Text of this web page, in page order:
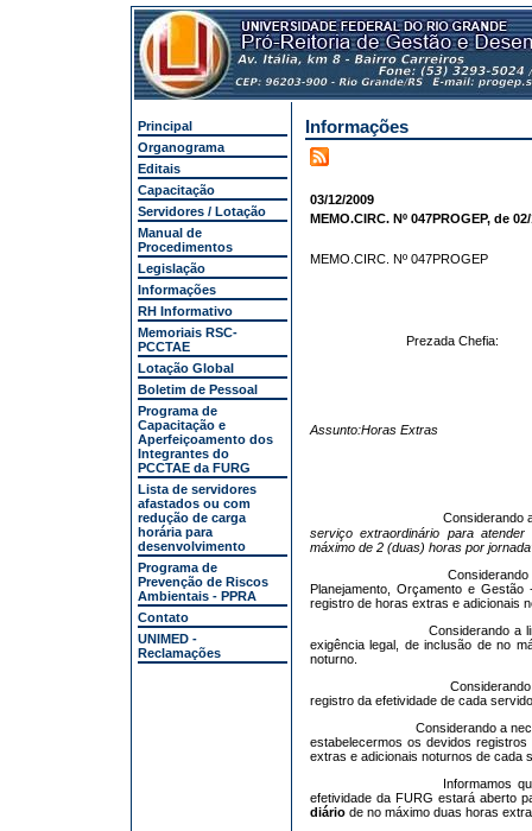
Principal
Organograma
Editais
Capacitação
Servidores / Lotação
Manual de
Procedimentos
Legislação
Informações
RH Informativo
Memoriais RSC-
PCCTAE
Lotação Global
Boletim de Pessoal
Programa de
Capacitação e
Aperfeiçoamento dos
Integrantes do
PCCTAE da FURG
Lista de servidores
afastados ou com
redução de carga
horária para
desenvolvimento
Programa de
Prevenção de Riscos
Ambientais - PPRA
Contato
UNIMED -
Reclamações
Informações
03/12/2009
MEMO.CIRC. Nº 047PROGEP, de
MEMO.CIRC. Nº 047PROGEP
Prezada Chefia:
Assunto:Horas Extras
Considerando
serviço extraordinário para
máximo de 2 (duas) horas por
Planejamento, Orçamento e
registro de horas extras e adicionais
Considerando a
exigência legal, de inclusão de no
noturno.
registro da efetividade de cada
Considerando a
estabelecermos os devidos
extras e adicionais noturnos de cada
Informamos
efetividade da FURG estará aberto
diáriode no máximo duas horas